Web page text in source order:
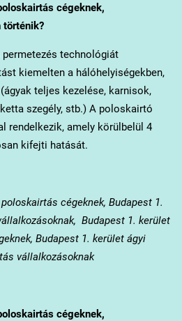
cégeknek,
történik?
technológiát
kiemelten a hálóhelyiségekben,
teljes kezelése, karnisok,
szegély, stb.) A poloskairtó
rendelkezik, amely körülbelül 4
kifejti hatását.
cégeknek, Budapest 1.
Budapest 1. kerület
Budapest 1. kerület ágyi
vállalkozásoknak
cégeknek,